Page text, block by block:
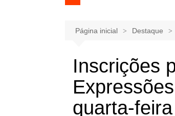
Página inicial Destaque
Inscrições
quarta-